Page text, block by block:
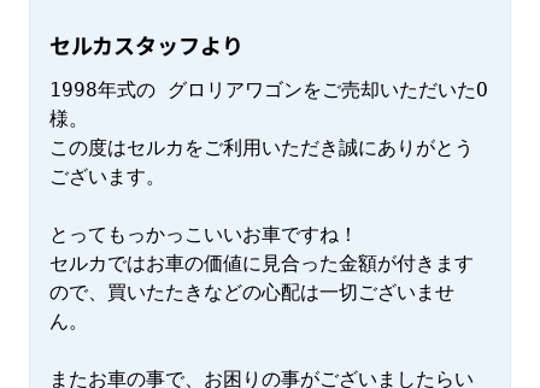
セルカスタッフより
1998年式の グロリアワゴンをご売却いただいたO
様。
この度はセルカをご利用いただき誠にありがとう
ございます。
とってもっかっこいいお車ですね！
セルカではお車の価値に見合った金額が付きます
ので、買いたたきなどの心配は一切ございませ
ん。
またお車の事で、お困りの事がございましたらい